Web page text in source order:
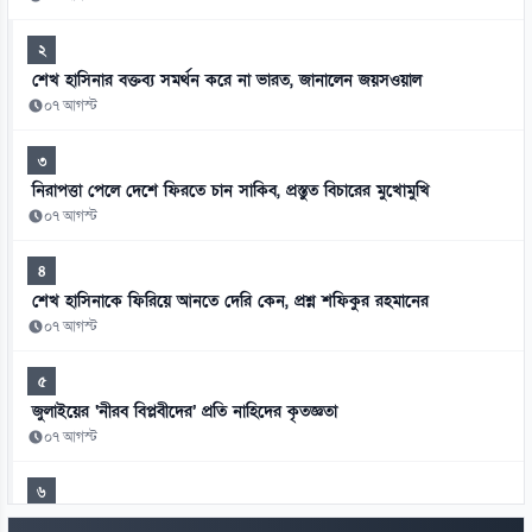
২
শেখ হাসিনার বক্তব্য সমর্থন করে না ভারত, জানালেন জয়সওয়াল
০৭ আগস্ট
৩
নিরাপত্তা পেলে দেশে ফিরতে চান সাকিব, প্রস্তুত বিচারের মুখোমুখি
০৭ আগস্ট
৪
শেখ হাসিনাকে ফিরিয়ে আনতে দেরি কেন, প্রশ্ন শফিকুর রহমানের
০৭ আগস্ট
৫
জুলাইয়ের ‘নীরব বিপ্লবীদের’ প্রতি নাহিদের কৃতজ্ঞতা
০৭ আগস্ট
৬
এআইয়ের প্রভাবে উন্নত দেশে চাকরি হারানোর ঝুঁকি বেশি